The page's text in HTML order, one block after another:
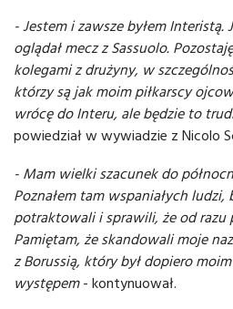
- Jestem i zawsze byłem
oglądał mecz z Sassuolo.
kolegami z drużyny, w
którzy są jak moim piłkarscy
wrócę do Interu, ale będzie to
powiedział w wywiadzie z Nicolo
- Mam wielki szacunek do
Poznałem tam wspaniałych
potraktowali i sprawili, że od razu
Pamiętam, że skandowali moje
z Borussią, który był dopiero
występem- kontynuował.